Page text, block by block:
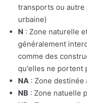
transports ou autre
urbaine)
N : Zone naturelle
généralement
comme des
qu'elles ne portent
NA : Zone destinée
NB : Zone natuelle